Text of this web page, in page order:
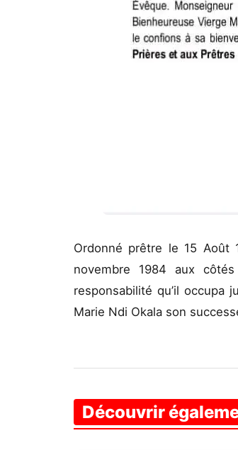
Ordonné prêtre le 15
novembre 1984 aux
responsabilité qu’il occupa
Marie Ndi Okala son
Découvrir